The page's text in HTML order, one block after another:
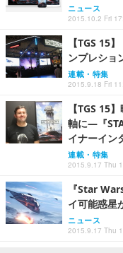
ニュース
2015.10.2 Fri
【TGS 15
ンプレショ
連載・特集
2015.9.18 Fri
【TGS 15
軸に―『
イナーイン
連載・特集
2015.9.17 Thu
『Star
イ可能惑星
ニュース
2015.9.17 Thu